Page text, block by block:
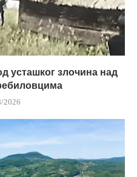
усташког злочина над
2026